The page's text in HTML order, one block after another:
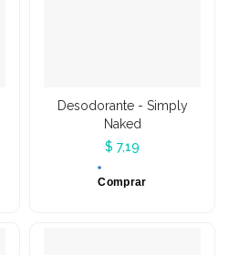
Desodorante - Simply
Naked
$ 7,19
Comprar